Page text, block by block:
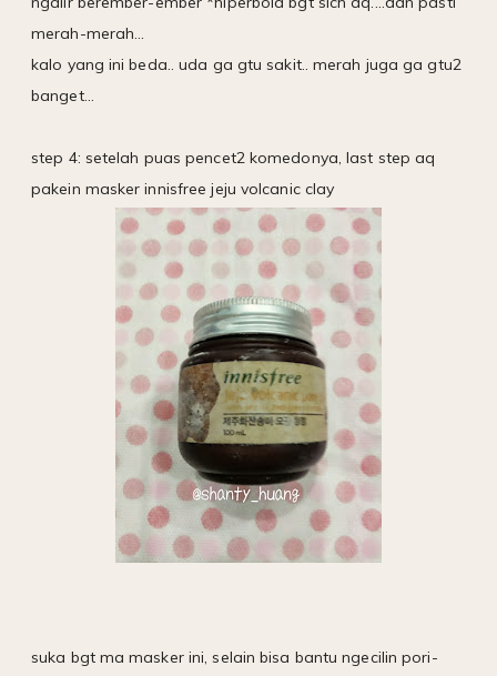
merah-merah...
kalo yang ini beda.. uda ga gtu sakit.. merah juga ga gtu2
banget...
step 4: setelah puas pencet2 komedonya, last step aq
pakein masker innisfree jeju volcanic clay
suka bgt ma masker ini, selain bisa bantu ngecilin pori-